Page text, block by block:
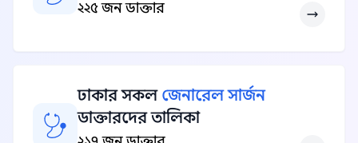
২২৫ জন ডাক্তার
ঢাকার সকল জেনারেল সার্জন
ডাক্তারদের তালিকা